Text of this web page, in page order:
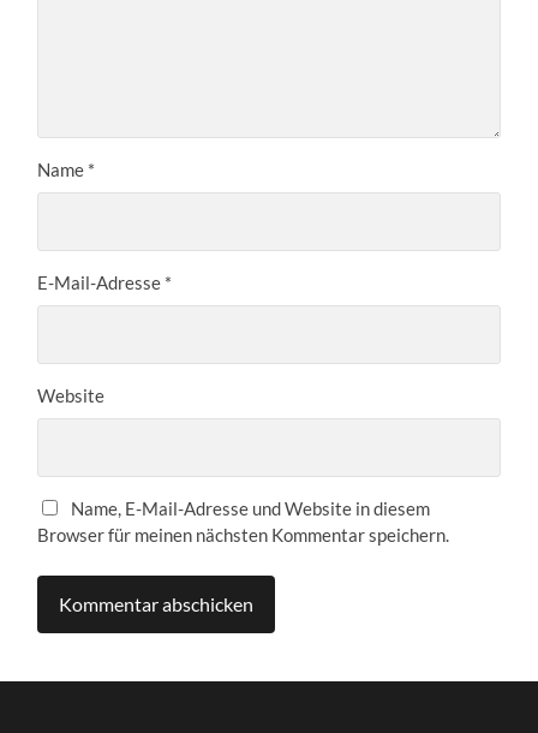
Name *
E-Mail-Adresse *
Website
Name, E-Mail-Adresse und Website in diesem
Browser für meinen nächsten Kommentar speichern.